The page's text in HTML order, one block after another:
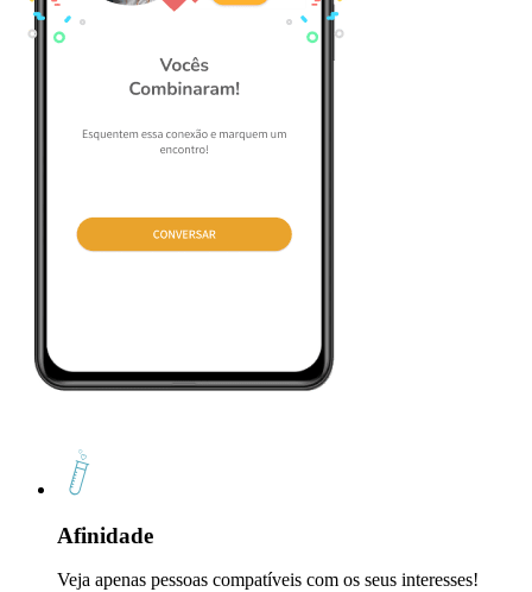
Afinidade
Veja apenas pessoas compatíveis com os seus interesses!